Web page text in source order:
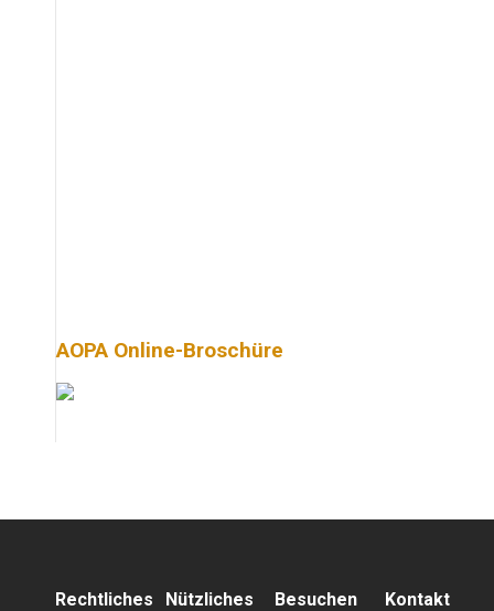
AOPA Online-Broschüre
Rechtliches Nützliches
Besuchen
Kontakt